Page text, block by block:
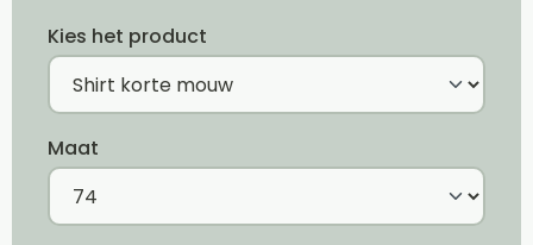
Kies het product
Maat